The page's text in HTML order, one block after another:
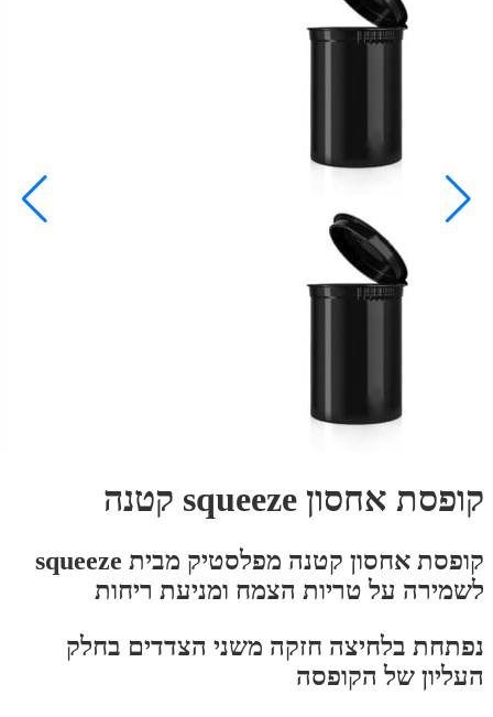
קופסת אחסון squeeze קטנה
קופסת אחסון קטנה מפלסטיק מבית squeeze
לשמירה על טריות הצמח ומניעת ריחות
נפתחת בלחיצה חזקה משני הצדדים בחלק
העליון של הקופסה